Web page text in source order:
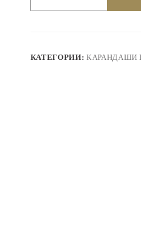
проф.цветных
,12
цветов.
КАТЕГОРИИ: КАРАНДАШИ